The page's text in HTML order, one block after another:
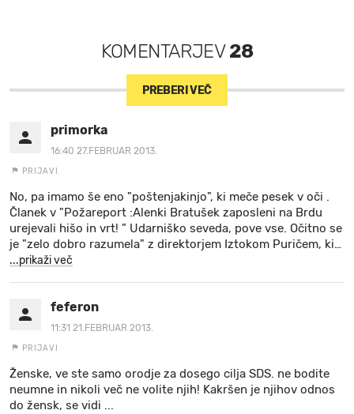
KOMENTARJEV28
PREBERI VEČ
primorka
16:40 27.FEBRUAR 2013.
PRIJAVI
No, pa imamo še eno "poštenjakinjo", ki meče pesek v oči .
Članek v "Požareport :Alenki Bratušek zaposleni na Brdu
urejevali hišo in vrt! " Udarniško seveda, pove vse. Očitno se
je "zelo dobro razumela" z direktorjem Iztokom Puričem, ki…
...prikaži več
feferon
11:31 21.FEBRUAR 2013.
PRIJAVI
Ženske, ve ste samo orodje za dosego cilja SDS. ne bodite
neumne in nikoli več ne volite njih! Kakršen je njihov odnos
do žensk, se vidi ...